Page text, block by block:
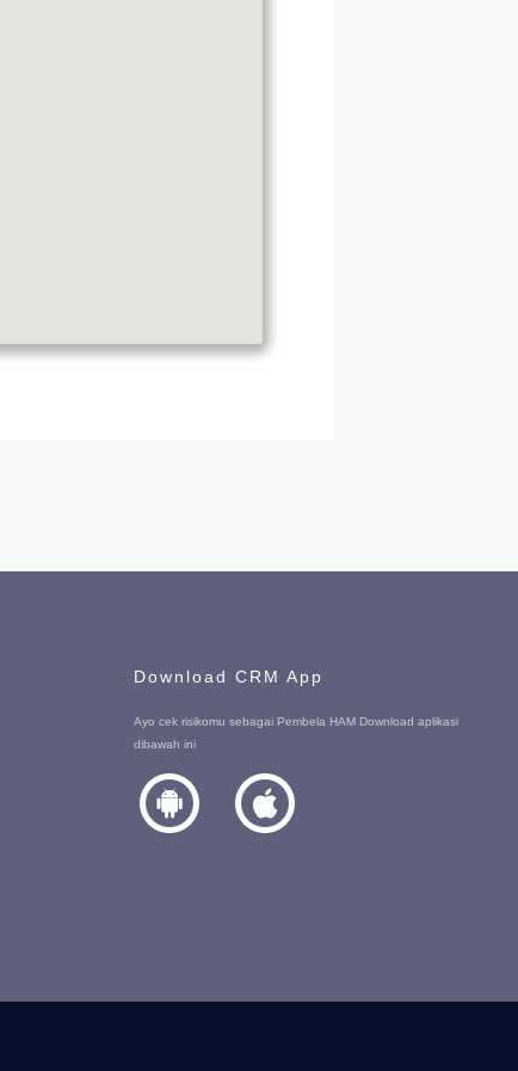
Download CRM App
Ayo cek risikomu sebagai Pembela HAM Download aplikasi
dibawah ini